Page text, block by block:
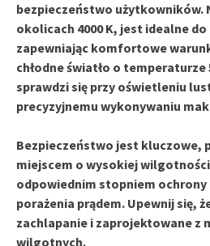
bezpieczeństwo użytkowników.
okolicach 4000 K, jest idealne
zapewniając komfortowe
chłodne światło o temperaturze
sprawdzi się przy oświetleniu
precyzyjnemu wykonywaniu
Bezpieczeństwo jest kluczowe,
miejscem o wysokiej
odpowiednim stopniem ochrony
porażenia prądem. Upewnij się,
zachlapanie i zaprojektowane z
wilgotnych.